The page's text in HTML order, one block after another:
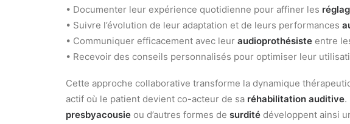
• Documenter leur expérience quotidienne pour affiner les
• Suivre l’évolution de leur adaptation et de leurs performances
• Communiquer efficacement avec leur audioprothésiste entre
• Recevoir des conseils personnalisés pour optimiser leur
Cette approche collaborative transforme la dynamique
actif où le patient devient co-acteur de sa réhabilitation auditive.
presbyacousie ou d’autres formes de surdité développent ainsi